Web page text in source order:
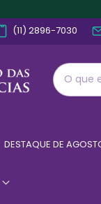
(11) 2896-7030
DESTAQUE DE